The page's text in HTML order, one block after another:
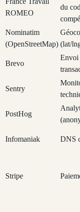
ROMEO
du
Nominatim
(OpenStreetMap) (lat/
Brevo
Envoi
Sentry
PostHog
Infomaniak DNS
Stripe